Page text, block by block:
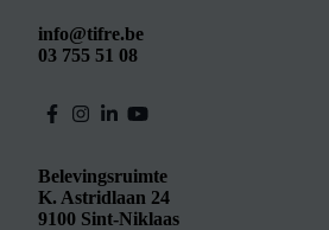
info@tifre.be
03 755 51 08
Belevingsruimte
K. Astridlaan 24
9100 Sint-Niklaas